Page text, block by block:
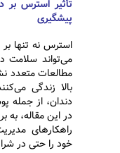
تأثیر استرس بر
پیشگیری
استرس نه تنها
می‌تواند سلامت
مطالعات متعدد
بالا زندگی
دندان، از جمله
در این مقاله،
راهکارهای
خود را حتی در